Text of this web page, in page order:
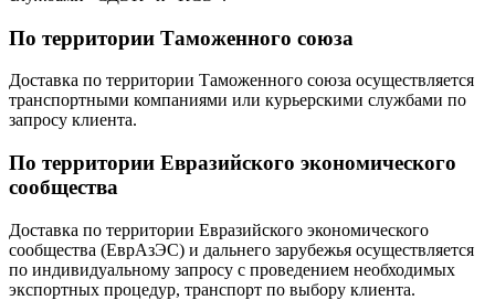
По территории Таможенного союза
Доставка по территории Таможенного союза осуществляется
транспортными компаниями или курьерскими службами по
запросу клиента.
По территории Евразийского экономического
сообщества
Доставка по территории Евразийского экономического
сообщества (ЕврАзЭС) и дальнего зарубежья осуществляется
по индивидуальному запросу с проведением необходимых
экспортных процедур, транспорт по выбору клиента.